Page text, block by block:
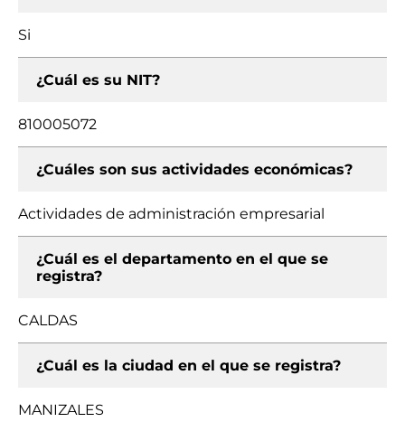
Si
¿Cuál es su NIT?
810005072
¿Cuáles son sus actividades económicas?
Actividades de administración empresarial
¿Cuál es el departamento en el que se
registra?
CALDAS
¿Cuál es la ciudad en el que se registra?
MANIZALES